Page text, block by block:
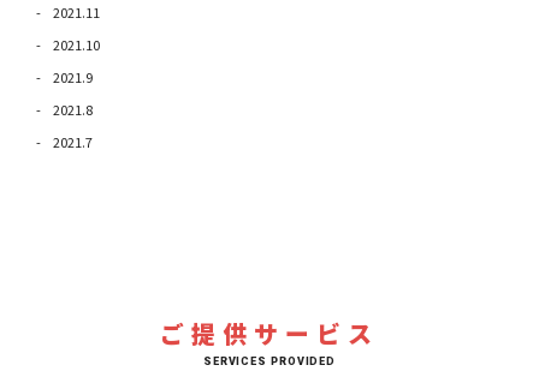
2021.11
2021.10
2021.9
2021.8
2021.7
ご提供サービス